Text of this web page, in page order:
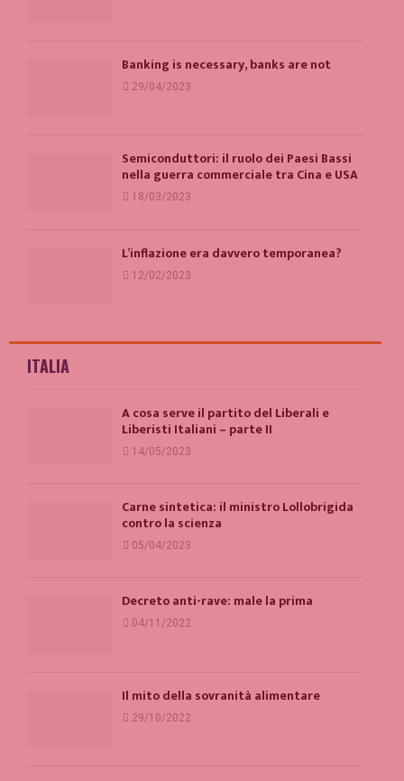
Banking is necessary, banks are not
29/04/2023
Semiconduttori: il ruolo dei Paesi Bassi
nella guerra commerciale tra Cina e USA
18/03/2023
L’inflazione era davvero temporanea?
12/02/2023
ITALIA
A cosa serve il partito del Liberali e
Liberisti Italiani – parte II
14/05/2023
Carne sintetica: il ministro Lollobrigida
contro la scienza
05/04/2023
Decreto anti-rave: male la prima
04/11/2022
Il mito della sovranità alimentare
29/10/2022